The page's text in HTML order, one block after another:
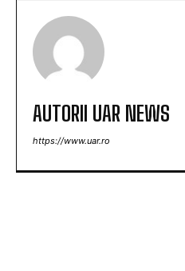
AUTORII UAR NEWS
https://www.uar.ro